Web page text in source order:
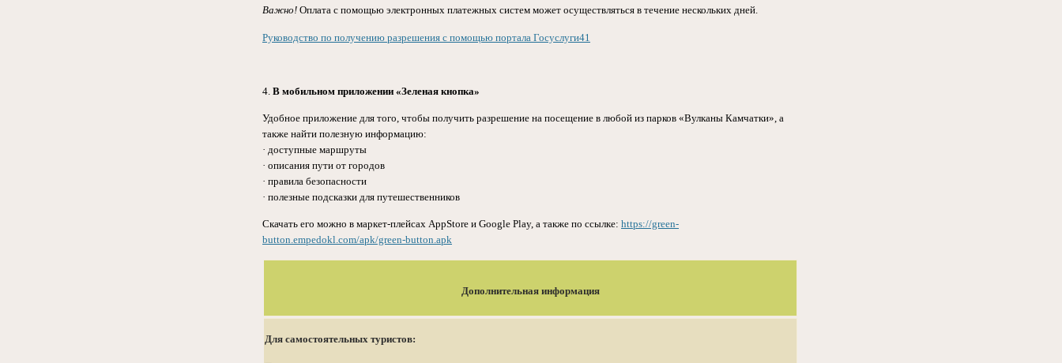
Важно! Оплата с помощью электронных платежных систем может осуществляться в течение нескольких дней.
Руководство по получению разрешения с помощью портала Госуслуги41
4. В мобильном приложении «Зеленая кнопка»
Удобное приложение для того, чтобы получить разрешение на посещение в любой из парков «Вулканы Камчатки», а
также найти полезную информацию:
· доступные маршруты
· описания пути от городов
· правила безопасности
· полезные подсказки для путешественников
Скачать его можно в маркет-плейсах AppStore и Google Play, а также по ссылке: https://green-
button.empedokl.com/apk/green-button.apk
Дополнительная информация
Для самостоятельных туристов: